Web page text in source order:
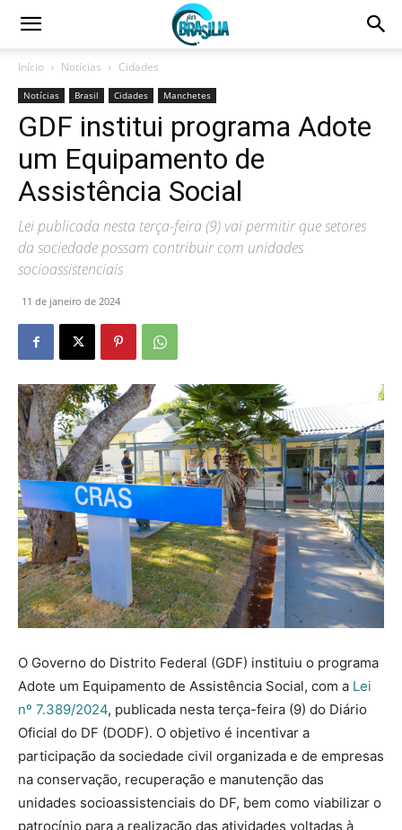
Início Notícias Cidades
Notícias Brasil Cidades Manchetes
GDF institui programa Adote
um Equipamento de
Assistência Social
Lei publicada nesta terça-feira (9) vai permitir que setores
da sociedade possam contribuir com unidades
socioassistenciais
11 de janeiro de 2024
O Governo do Distrito Federal (GDF) instituiu o programa
Adote um Equipamento de Assistência Social, com a Lei
nº 7.389/2024, publicada nesta terça-feira (9) do Diário
Oficial do DF (DODF). O objetivo é incentivar a
participação da sociedade civil organizada e de empresas
na conservação, recuperação e manutenção das
unidades socioassistenciais do DF, bem como viabilizar o
patrocínio para a realização das atividades voltadas à